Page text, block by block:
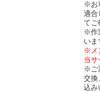
※お
適合
てご
※作
いま
※メ
当サ
※ご
交換
込み